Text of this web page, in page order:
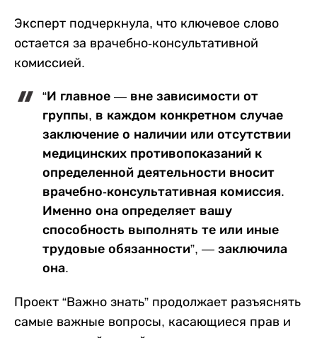
Эксперт подчеркнула, что ключевое слово
остается за врачебно-консультативной
комиссией.
“И главное — вне зависимости от
группы, в каждом конкретном случае
заключение о наличии или отсутствии
медицинских противопоказаний к
определенной деятельности вносит
врачебно-консультативная комиссия.
Именно она определяет вашу
способность выполнять те или иные
трудовые обязанности”, — заключила
она.
Проект “Важно знать” продолжает разъяснять
самые важные вопросы, касающиеся прав и